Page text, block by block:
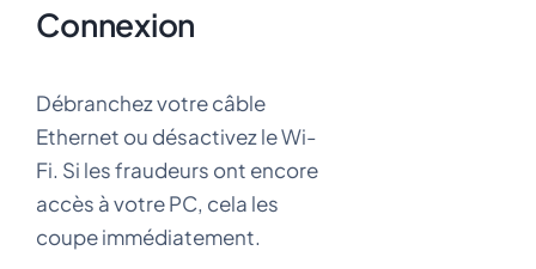
Connexion
Débranchez votre câble
Ethernet ou désactivez le Wi-
Fi. Si les fraudeurs ont encore
accès à votre PC, cela les
coupe immédiatement.